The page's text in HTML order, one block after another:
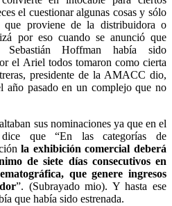
el cuestionar algunas cosas y sólo
proviene de la distribuidora o
por eso cuando se anunció que
Hoffman había sido
el Ariel todos tomaron como cierta
presidente de la AMACC dio,
año pasado en un complejo que no
sus nominaciones ya que en el
que “En las categorías de
la exhibición comercial deberá
de siete días consecutivos en
que genere ingresos
”. (Subrayado mio). Y hasta ese
que había sido estrenada.